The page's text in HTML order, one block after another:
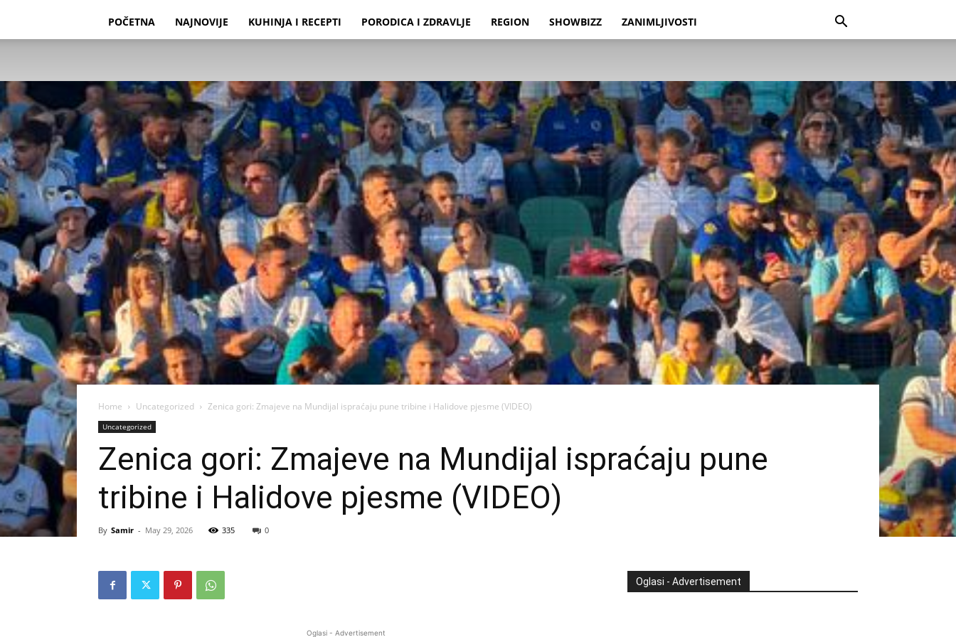
POČETNA NAJNOVIJE KUHINJA I RECEPTI PORODICA I ZDRAVLJE REGION SHOWBIZZ ZANIMLJIVOSTI
Home Uncategorized Zenica gori: Zmajeve na Mundijal ispraćaju pune tribine i Halidove pjesme (VIDEO)
Uncategorized
Zenica gori: Zmajeve na Mundijal ispraćaju pune
tribine i Halidove pjesme (VIDEO)
By Samir - May 29, 2026 335 0
Oglasi - Advertisement
Oglasi - Advertisement